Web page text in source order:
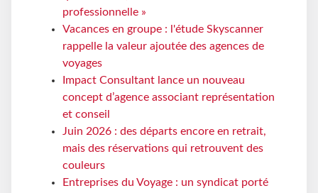
professionnelle »
Vacances en groupe : l'étude Skyscanner
rappelle la valeur ajoutée des agences de
voyages
Impact Consultant lance un nouveau
concept d’agence associant représentation
et conseil
Juin 2026 : des départs encore en retrait,
mais des réservations qui retrouvent des
couleurs
Entreprises du Voyage : un syndicat porté